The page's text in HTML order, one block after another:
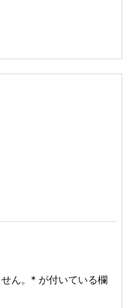
ん。 * が付いている欄